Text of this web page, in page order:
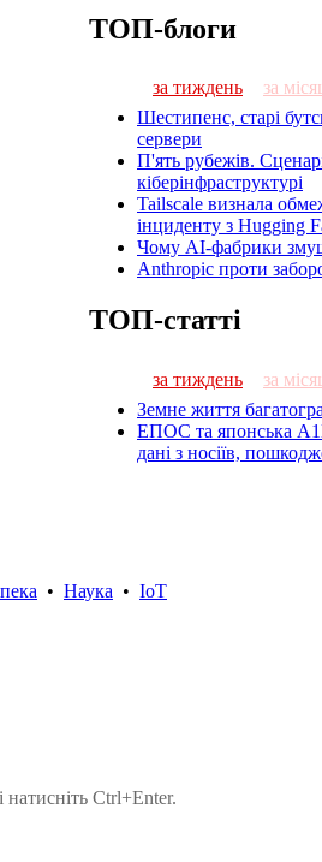
ТОП-блоги
за тиждень за
Шестипенс, старі
сервери
П'ять рубежів.
кіберінфраструктурі
Tailscale визнала
інциденту з Hugging
Чому AI-фабрики
Anthropic проти
ТОП-статті
за тиждень за
Земне життя
ЕПОС та японська
дані з носіїв,
• Наука • IoT
Ctrl+Enter.